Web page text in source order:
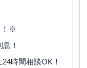
！※
！
時間相談OK！